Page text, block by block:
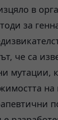
в
за
че са
мутации,
на